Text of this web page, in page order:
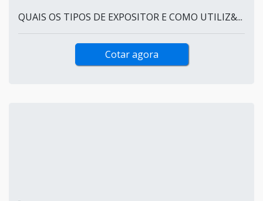
QUAIS OS TIPOS DE EXPOSITOR E COMO UTILIZ&...
Cotar agora